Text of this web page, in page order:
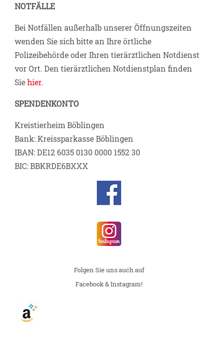
NOTFÄLLE
Bei Notfällen außerhalb unserer Öffnungszeiten
wenden Sie sich bitte an Ihre örtliche
Polizeibehörde oder Ihren tierärztlichen Notdienst
vor Ort. Den tierärztlichen Notdienstplan finden
Siehier.
SPENDENKONTO
Kreistierheim Böblingen
Bank: Kreissparkasse Böblingen
IBAN: DE12 6035 0130 0000 1552 30
BIC: BBKRDE6BXXX
Folgen Sie uns auch auf
Facebook & Instagram!